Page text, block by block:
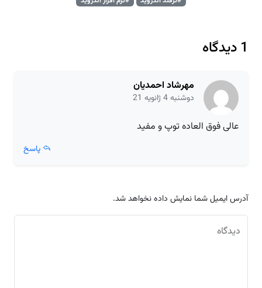
1 دیدگاه
مهرشاد احمدیان
دوشنبه 4 ژانویه 21
عالی فوق العاده توپ و مفید
پاسخ
آدرس ایمیل شما نمایش داده نخواهد شد.
دیدگاه